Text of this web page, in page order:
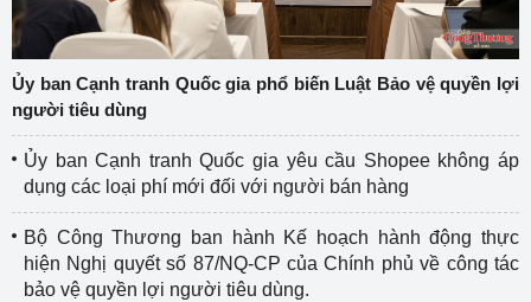
Ủy ban Cạnh tranh Quốc gia phổ biến Luật Bảo vệ quyền lợi
người tiêu dùng
Ủy ban Cạnh tranh Quốc gia yêu cầu Shopee không áp
dụng các loại phí mới đối với người bán hàng
Bộ Công Thương ban hành Kế hoạch hành động thực
hiện Nghị quyết số 87/NQ-CP của Chính phủ về công tác
bảo vệ quyền lợi người tiêu dùng.